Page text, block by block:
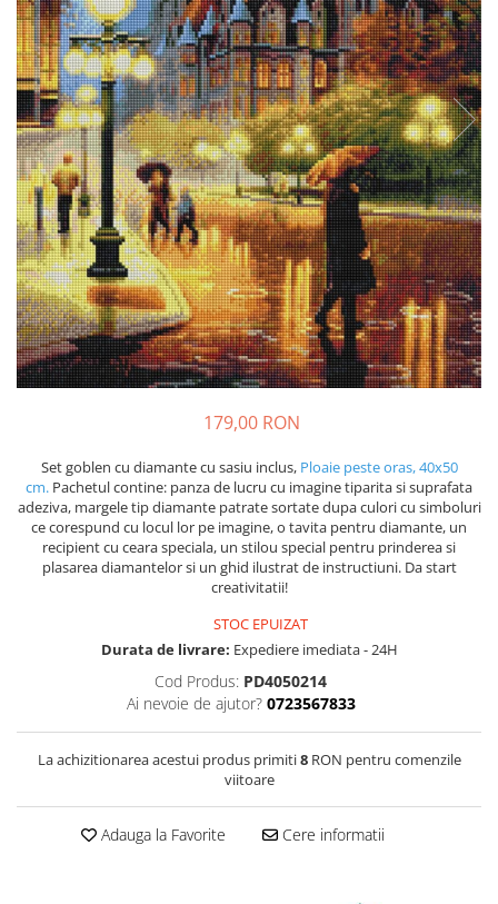
179,00 RON
Set goblen cu diamante cu sasiu inclus, Ploaie peste oras, 40x50
cm. Pachetul contine: panza de lucru cu imagine tiparita si suprafata
adeziva, margele tip diamante patrate sortate dupa culori cu simboluri
ce corespund cu locul lor pe imagine, o tavita pentru diamante, un
recipient cu ceara speciala, un stilou special pentru prinderea si
plasarea diamantelor si un ghid ilustrat de instructiuni. Da start
creativitatii!
STOC EPUIZAT
Durata de livrare: Expediere imediata - 24H
Cod Produs: PD4050214
Ai nevoie de ajutor? 0723567833
La achizitionarea acestui produs primiti8RON pentru comenzile
viitoare
Adauga la Favorite Cere informatii